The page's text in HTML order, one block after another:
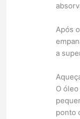
Após
a
O
ponto